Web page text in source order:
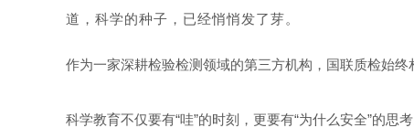
道，科学的种子，已经悄悄发了芽。
作为一家深耕检验检测领域的第三方机构，国联质检始终
科学教育不仅要有“哇”的时刻，更要有“为什么安全”的思考